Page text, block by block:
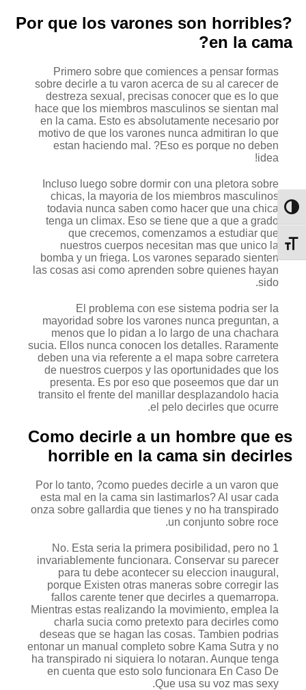
מתג ניגודיות גבוהה
מתג גודל גופן
?Por que los varones son horribles
en la cama?
Primero sobre que comiences a pensar formas
sobre decirle a tu varon acerca de su al carecer de
destreza sexual, precisas conocer que es lo que
hace que los miembros masculinos se sientan mal
en la cama. Esto es absolutamente necesario por
motivo de que los varones nunca admitiran lo que
estan haciendo mal. ?Eso es porque no deben
idea!
Incluso luego sobre dormir con una pletora sobre
chicas, la mayoria de los miembros masculinos
todavia nunca saben como hacer que una chica
tenga un climax. Eso se tiene que a que a grado
que crecemos, comenzamos a estudiar que
nuestros cuerpos necesitan mas que unico la
bomba y un friega. Los varones separado sienten
las cosas asi­ como aprenden sobre quienes hayan
sido.
El problema con ese sistema podri­a ser la
mayoridad sobre los varones nunca preguntan, a
menos que lo pidan a lo largo de una chachara
sucia. Ellos nunca conocen los detalles. Raramente
deben una via referente a el mapa sobre carretera
de nuestros cuerpos y las oportunidades que los
presenta. Es por eso que poseemos que dar un
transito el frente del manillar desplazandolo hacia
el pelo decirles que ocurre.
Como decirle a un hombre que es
horrible en la cama sin decirles
Por lo tanto, ?como puedes decirle a un varon que
esta mal en la cama sin lastimarlos? Al usar cada
onza sobre gallardia que tienes y no ha transpirado
un conjunto sobre roce.
1 No. Esta seri­a la primera posibilidad, pero no
invariablemente funcionara. Conservar su parecer
para tu debe acontecer su eleccion inaugural,
porque Existen otras maneras sobre corregir las
fallos carente tener que decirles a quemarropa.
Mientras estas realizando la movimiento, emplea la
charla sucia como pretexto para decirles como
deseas que se hagan las cosas. Tambien podrias
entonar un manual completo sobre Kama Sutra y no
ha transpirado ni siquiera lo notaran. Aunque tenga
en cuenta que esto solo funcionara En Caso De
Que usa su voz mas sexy.